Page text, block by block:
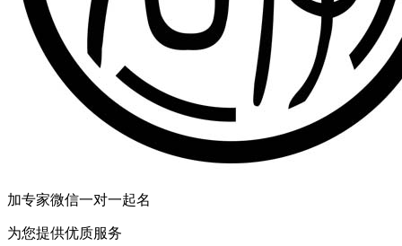
加专家微信一对一起名
为您提供优质服务